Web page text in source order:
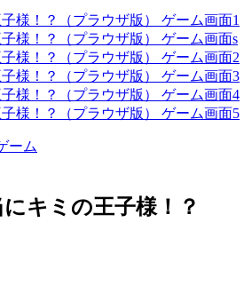
ーム
キミの王子様！？